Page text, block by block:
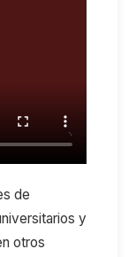
de
y
otros